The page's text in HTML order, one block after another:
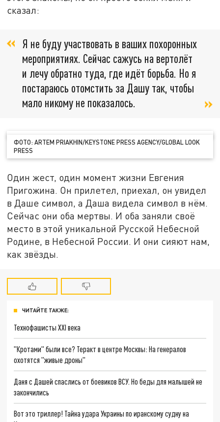
сказал:
Я не буду участвовать в ваших похоронных
мероприятиях. Сейчас сажусь на вертолёт
и лечу обратно туда, где идёт борьба. Но я
постараюсь отомстить за Дашу так, чтобы
мало никому не показалось.
ФОТО: ARTEM PRIAKHIN/KEYSTONE PRESS AGENCY/GLOBAL LOOK
PRESS
Один жест, один момент жизни Евгения
Пригожина. Он прилетел, приехал, он увидел
в Даше символ, а Даша видела символ в нём.
Сейчас они оба мертвы. И оба заняли своё
место в этой уникальной Русской Небесной
Родине, в Небесной России. И они сияют нам,
как звёзды.
ЧИТАЙТЕ ТАКЖЕ:
Технофашисты XXI века
"Кротами" были все? Теракт в центре Москвы: На генералов
охотятся "живые дроны"
Даня с Дашей спаслись от боевиков ВСУ. Но беды для малышей не
закончились
Вот это триллер! Тайна удара Украины по иранскому судну на